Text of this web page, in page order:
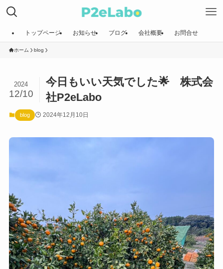
トップページ お知らせ ブログ 会社概要 お問合せ
ホーム blog
今日もいい天気でした🌟 株式会
社P2eLabo
2024
12/10
blog 2024年12月10日